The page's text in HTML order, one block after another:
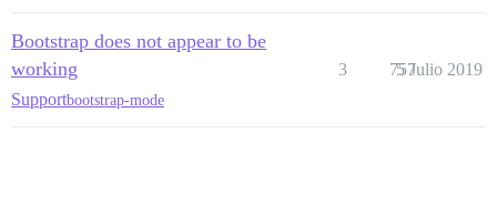
Bootstrap does not appear to be
working
Supportbootstrap-mode
3 757
5 Julio 2019